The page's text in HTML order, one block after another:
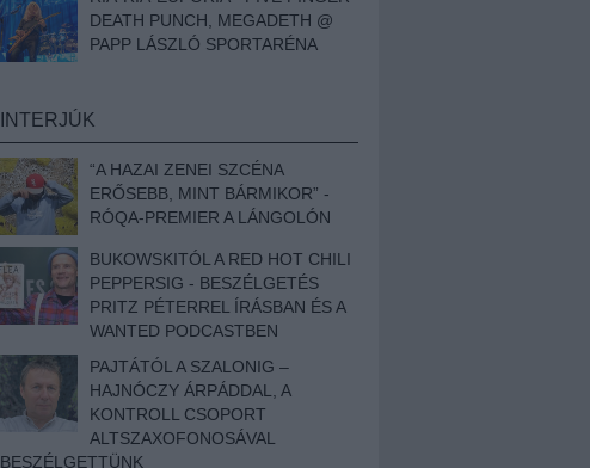
DEATH PUNCH, MEGADETH @
PAPP LÁSZLÓ SPORTARÉNA
INTERJÚK
“A HAZAI ZENEI SZCÉNA
ERŐSEBB, MINT BÁRMIKOR” -
RÓQA-PREMIER A LÁNGOLÓN
BUKOWSKITÓL A RED HOT CHILI
PEPPERSIG - BESZÉLGETÉS
PRITZ PÉTERREL ÍRÁSBAN ÉS A
WANTED PODCASTBEN
PAJTÁTÓL A SZALONIG –
HAJNÓCZY ÁRPÁDDAL, A
KONTROLL CSOPORT
ALTSZAXOFONOSÁVAL
BESZÉLGETTÜNK